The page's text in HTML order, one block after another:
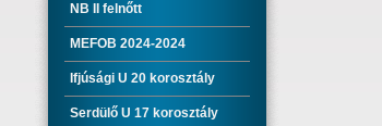
NB II felnőtt
MEFOB 2024-2024
Ifjúsági U 20 korosztály
Serdülő U 17 korosztály